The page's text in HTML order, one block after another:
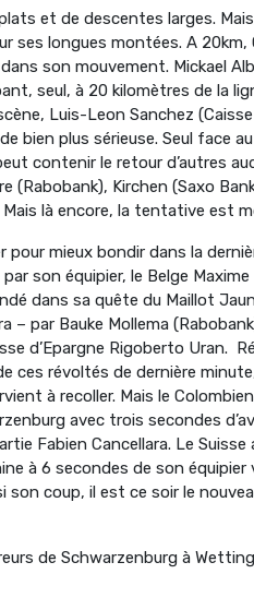
et de descentes larges.
ses longues montées. A
son mouvement. Mickael
seul, à 20 kilomètres de la
Luis-Leon Sanchez
bien plus sérieuse. Seul face
contenir le retour d’autres
Kirchen (Saxo
là encore, la tentative est
mieux bondir dans la
son équipier, le Belge
dans sa quête du Maillot
– par Bauke Mollema
d’Epargne Rigoberto Uran.
ces révoltés de dernière
à recoller. Mais le
avec trois secondes
Fabien Cancellara. Le Suisse
à 6 secondes de son
coup, il est ce soir le
de Schwarzenburg à